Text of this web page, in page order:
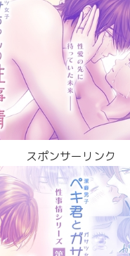
スポンサーリンク